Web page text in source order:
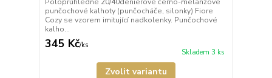
punčochové kalhoty (punčocháče, silonky) Fiore
Cozy se vzorem imitující nadkolenky. Punčochové
kalho...
345 Kč/ks
Skladem 3 ks
Zvolit variantu